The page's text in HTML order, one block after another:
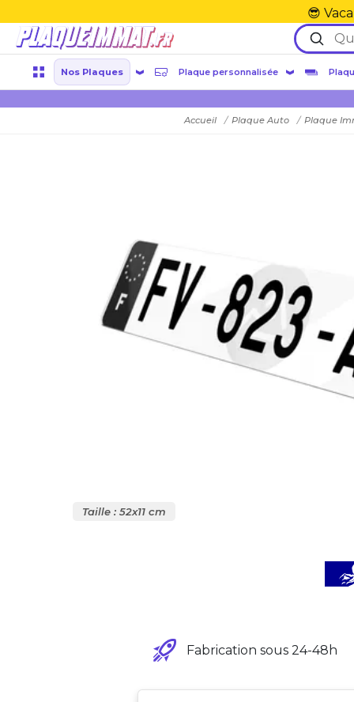
😎
Nos Plaques Plaque personnalisée
Accueil Plaque Auto Plaque
Taille : 52x11 cm
Fabrication sous 24-48h